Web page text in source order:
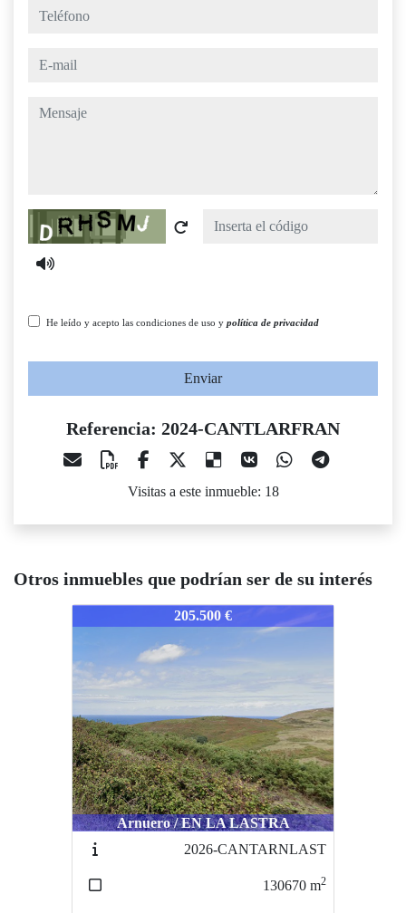
teléfono
e-mail
mensaje
Captcha
He leído y acepto las condiciones de uso y política de privacidad
Enviar
Referencia: 2024-CANTLARFRAN
Visitas a este inmueble: 18
Otros inmuebles que podrían ser de su interés
2024-CANTLARFRAN
205.500 €
Arnuero / EN LA LASTRA
2026-CANTARNLAST
130670 m2